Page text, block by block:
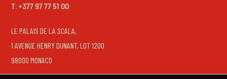
T. +377 97 77 51 00
LE PALAIS DE LA SCALA,
1 AVENUE HENRY DUNANT, LOT 1200
98000 MONACO